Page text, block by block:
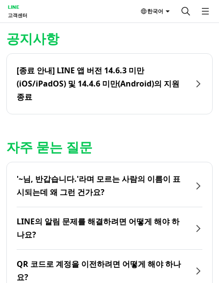
LINE
고객센터
한국어
공지사항
[종료 안내] LINE 앱 버전 14.6.3 미만
(iOS/iPadOS) 및 14.4.6 미만(Android)의 지원
종료
자주 묻는 질문
'~님, 반갑습니다.'라며 모르는 사람의 이름이 표
시되는데 왜 그런 건가요?
LINE의 알림 문제를 해결하려면 어떻게 해야 하
나요?
QR 코드로 계정을 이전하려면 어떻게 해야 하나
요?